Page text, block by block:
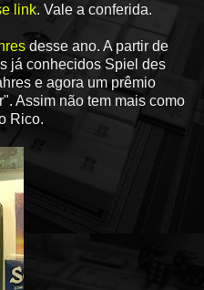
link. Vale a conferida.
desse ano. A partir de
já conhecidos Spiel des
e agora um prêmio
Assim não tem mais como
Rico.